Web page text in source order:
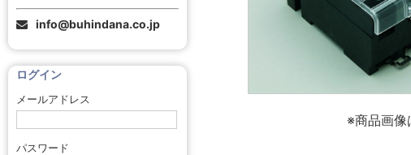
info@buhindana.co.jp
ログイン
メールアドレス
パスワード
※商品画像